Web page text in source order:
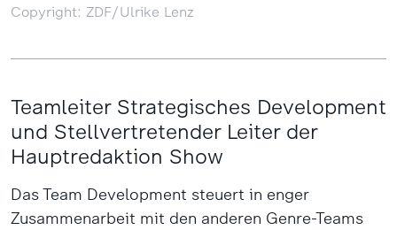
Copyright: ZDF/Ulrike Lenz
Teamleiter Strategisches Development
und Stellvertretender Leiter der
Hauptredaktion Show
Das Team Development steuert in enger
Zusammenarbeit mit den anderen Genre-Teams